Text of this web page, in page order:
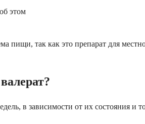
этом
пищи, так как это препарат для
в зависимости от их состояния